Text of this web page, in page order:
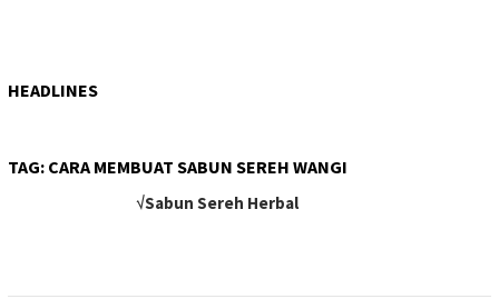
HEADLINES
TAG: CARA MEMBUAT SABUN SEREH WANGI
√Sabun Sereh Herbal